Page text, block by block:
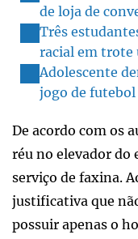
de loja de
Três
racial em
Adolescente
jogo de futebol
De acordo com os
réu no elevador do
serviço de faxina.
justificativa que
possuir apenas o